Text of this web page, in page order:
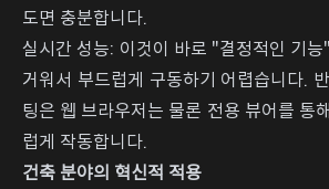
도면 충분합니다.
실시간 성능: 이것이 바로 "결정적인 기
거워서 부드럽게 구동하기 어렵습니다.
팅은 웹 브라우저는 물론 전용 뷰어를 통
럽게 작동합니다.
건축 분야의 혁신적 적용